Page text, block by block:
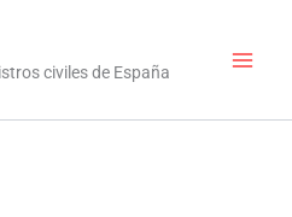
civiles de España